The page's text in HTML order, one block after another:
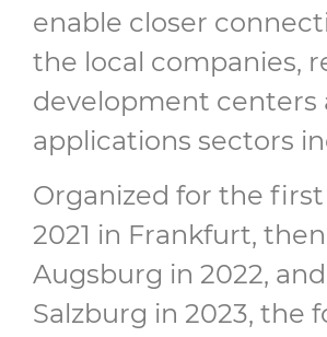
enable closer
the local companies,
development centers
applications sectors
Organized for the
2021 in Frankfurt,
Augsburg in 2022,
Salzburg in 2023, the